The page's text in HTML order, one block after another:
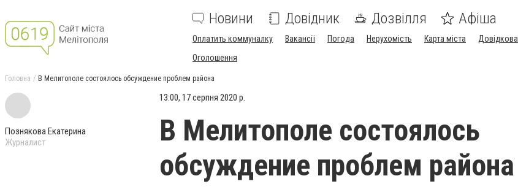
Новини Довідник Дозвілля Афіша
Оплатить коммуналку Вакансії Погода Нерухомість Карта міста Довідкова
Оголошення
Головна В Мелитополе состоялось обсуждение проблем района
Познякова Екатерина
Журналист
13:00, 17 серпня 2020 р.
В Мелитополе состоялось
обсуждение проблем района